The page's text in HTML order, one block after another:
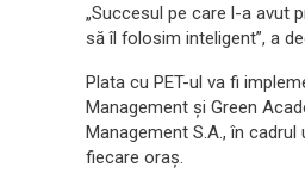
„Succesul pe care l-a avut
să îl folosim inteligent”, a
Plata cu PET-ul va fi
Management și Green
Management S.A., în
fiecare oraș.